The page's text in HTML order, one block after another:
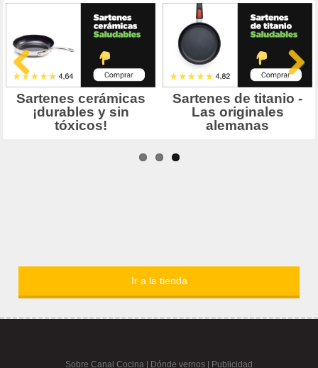
Ir a la tienda
Sobre Canal Cocina Dónde vernos | Publicidad